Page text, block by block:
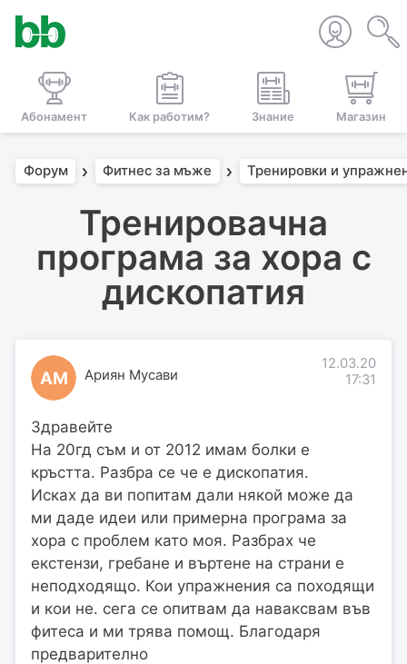
Абонамент Как работим? Знание Магазин
Форум Фитнес за мъже Тренировки и
Тренировачна
програма за хора с
дископатия
АМ Ариян Мусави
12.03.20
17:31
Здравейте
На 20гд съм и от 2012 имам болки е
кръстта. Разбра се че е дископатия.
Исках да ви попитам дали някой може да
ми даде идеи или примерна програма за
хора с проблем като моя. Разбрах че
екстензи, гребане и въртене на страни е
неподходящо. Кои упражнения са походящи
и кои не. сега се опитвам да наваксвам във
фитеса и ми трява помощ. Благодаря
предварително